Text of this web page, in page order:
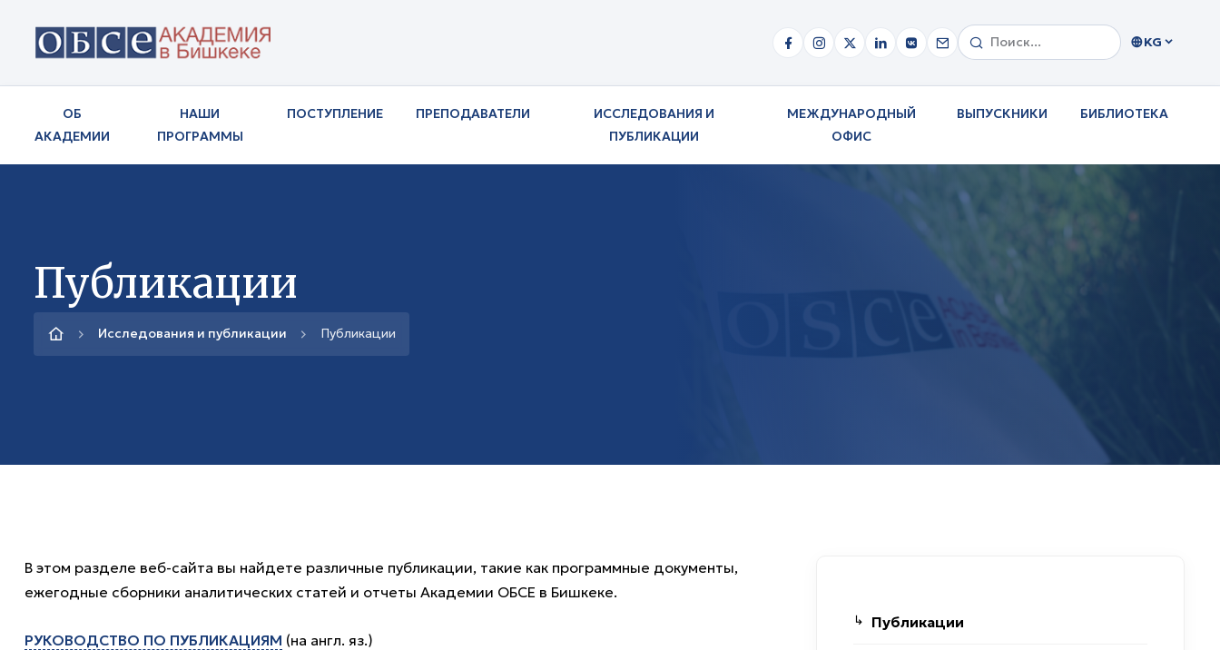
KG
ОБ
АКАДЕМИИ
НАШИ
ПРОГРАММЫ
ПОСТУПЛЕНИЕ ПРЕПОДАВАТЕЛИ
ИССЛЕДОВАНИЯ И
ПУБЛИКАЦИИ
МЕЖДУНАРОДНЫЙ
ОФИС
ВЫПУСКНИКИ БИБЛИОТЕКА
Публикации
Исследования и публикации Публикации
В этом разделе веб-сайта вы найдете различные публикации, такие как программные документы,
ежегодные сборники аналитических статей и отчеты Академии ОБСЕ в Бишкеке.
РУКОВОДСТВО ПО ПУБЛИКАЦИЯМ (на англ. яз.)
Публикации